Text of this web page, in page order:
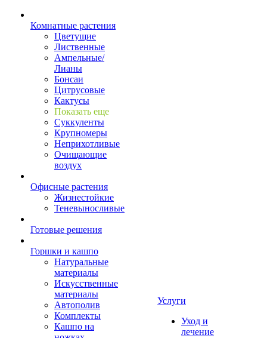
Комнатные растения
Цветущие
Лиственные
Ампельные/
Лианы
Бонсаи
Цитрусовые
Кактусы
Показать еще
Суккуленты
Крупномеры
Неприхотливые
Очищающие
воздух
Офисные растения
Жизнестойкие
Теневыносливые
Готовые решения
Горшки и кашпо
Натуральные
материалы
Искусственные
материалы
Автополив
Комплекты
Кашпо на
Услуги
Уход и
лечение